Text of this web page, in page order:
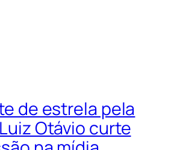
de estrela pela
Otávio curte